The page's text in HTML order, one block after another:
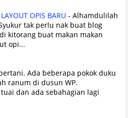
OPIS BARU - Alhamdulilah
tak perlu nak buat blog
kitorang buat makan makan
opi...
Ada beberapa pokok duku
ranum di dusun WP.
dan ada sebahagian lagi